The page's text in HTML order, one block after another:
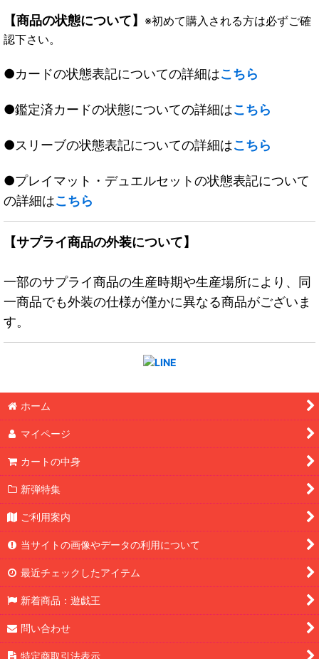
【商品の状態について】 ※初めて購入される方は必ずご確
認下さい。
●カードの状態表記についての詳細はこちら
●鑑定済カードの状態についての詳細はこちら
●スリーブの状態表記についての詳細はこちら
●プレイマット・デュエルセットの状態表記について
の詳細はこちら
【サプライ商品の外装について】
一部のサプライ商品の生産時期や生産場所により、同
一商品でも外装の仕様が僅かに異なる商品がございま
す。
ホーム
マイページ
カートの中身
新弾特集
ご利用案内
当サイトの画像やデータの利用について
最近チェックしたアイテム
新着商品：遊戯王
問い合わせ
特定商取引法表示